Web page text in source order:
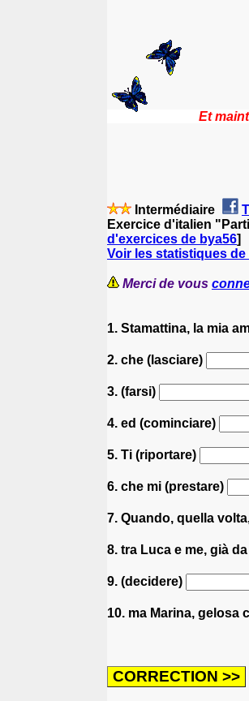
Et
Intermédiaire
Exercice d'italien
d'exercices de bya56]
Voir les statistiques
Merci de vous
1. Stamattina, la mia
2. che (lasciare)
3. (farsi)
4. ed (cominciare)
5. Ti (riportare)
6. che mi (prestare)
7. Quando, quella
8. tra Luca e me, già
9. (decidere)
10. ma Marina, gelosa